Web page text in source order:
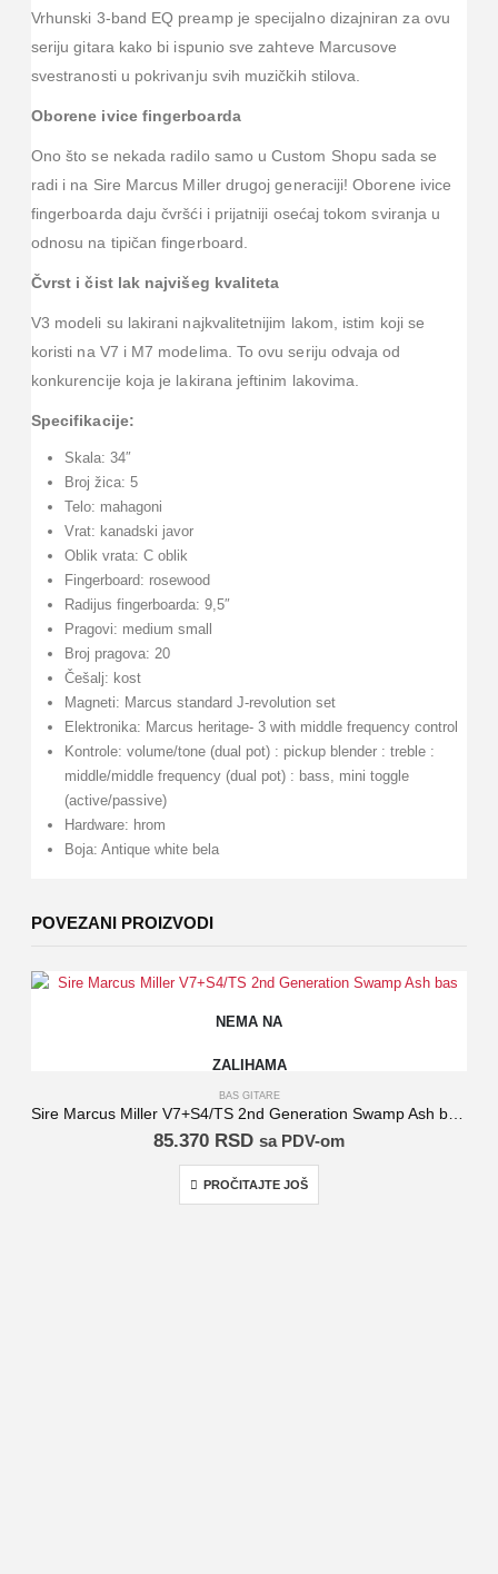
Vrhunski 3-band EQ preamp je specijalno dizajniran za ovu
seriju gitara kako bi ispunio sve zahteve Marcusove
svestranosti u pokrivanju svih muzičkih stilova.
Oborene ivice fingerboarda
Ono što se nekada radilo samo u Custom Shopu sada se
radi i na Sire Marcus Miller drugoj generaciji! Oborene ivice
fingerboarda daju čvršći i prijatniji osećaj tokom sviranja u
odnosu na tipičan fingerboard.
Čvrst i čist lak najvišeg kvaliteta
V3 modeli su lakirani najkvalitetnijim lakom, istim koji se
koristi na V7 i M7 modelima. To ovu seriju odvaja od
konkurencije koja je lakirana jeftinim lakovima.
Specifikacije:
Skala: 34″
Broj žica: 5
Telo: mahagoni
Vrat: kanadski javor
Oblik vrata: C oblik
Fingerboard: rosewood
Radijus fingerboarda: 9,5″
Pragovi: medium small
Broj pragova: 20
Češalj: kost
Magneti: Marcus standard J-revolution set
Elektronika: Marcus heritage- 3 with middle frequency control
Kontrole: volume/tone (dual pot) : pickup blender : treble :
middle/middle frequency (dual pot) : bass, mini toggle
(active/passive)
Hardware: hrom
Boja: Antique white bela
POVEZANI PROIZVODI
NEMA NA
ZALIHAMA
BAS GITARE
Sire Marcus Miller V7+S4/TS 2nd Generation Swamp Ash bas gitara
85.370 RSD sa PDV-om
PROČITAJTE JOŠ